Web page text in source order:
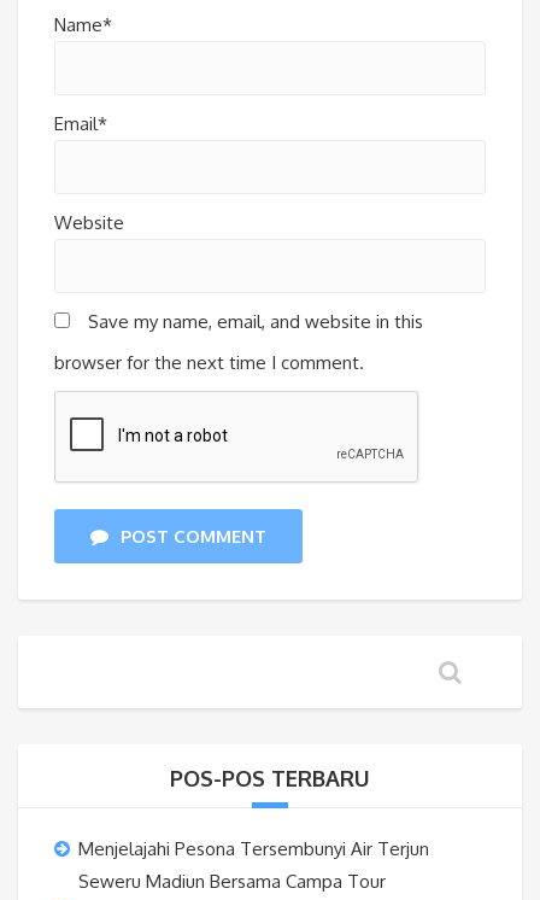
Name*
Email*
Website
Save my name, email, and website in this
browser for the next time I comment.
POST COMMENT
POS-POS TERBARU
Menjelajahi Pesona Tersembunyi Air Terjun
Seweru Madiun Bersama Campa Tour